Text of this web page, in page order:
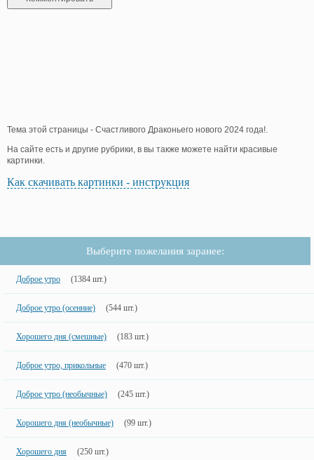
Тема этой страницы - Счастливого Драконьего нового 2024 года!.
На сайте есть и другие рубрики, в вы также можете найти красивые
картинки.
Как скачивать картинки - инструкция
Выберите пожелания заранее:
Доброе утро (1384 шт.)
Доброе утро (осенние) (544 шт.)
Хорошего дня (смешные) (183 шт.)
Доброе утро, прикольные (470 шт.)
Доброе утро (необычные) (245 шт.)
Хорошего дня (необычные) (99 шт.)
Хорошего дня (250 шт.)